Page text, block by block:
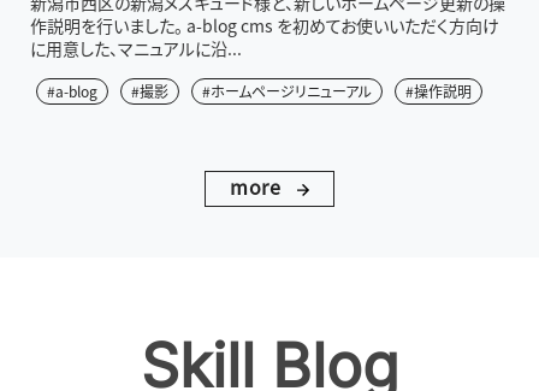
作説明を行いました。 a-blog cms を初めてお使いいただく方向け
に用意した、マニュアルに沿...
#a-blog #撮影 #ホームページリニューアル #操作説明
more
Skill Blog